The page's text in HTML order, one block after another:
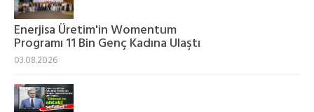
Enerjisa Üretim'in Womentum
Programı 11 Bin Genç Kadına Ulaştı
03.08.2026